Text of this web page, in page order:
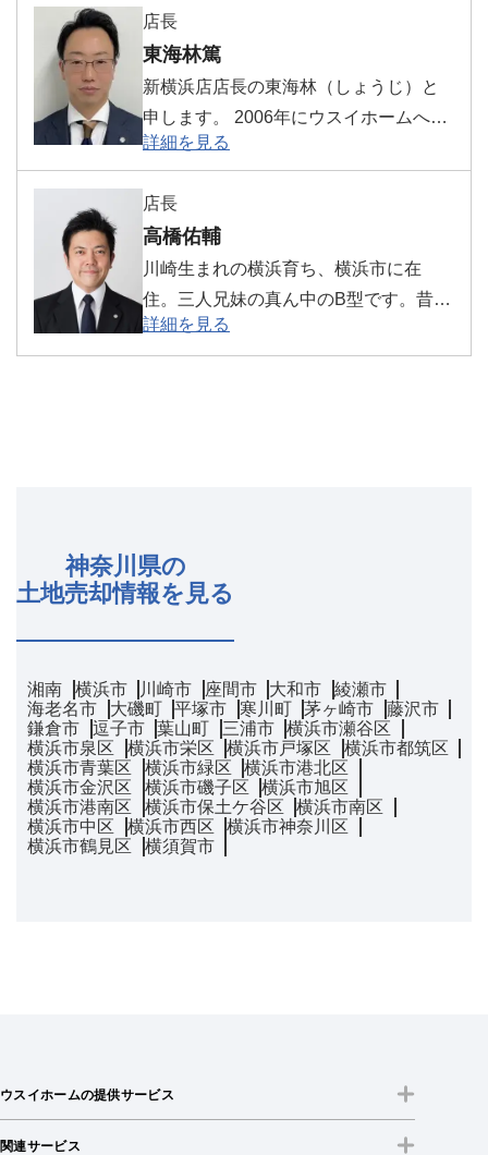
店長
東海林篤
新横浜店店長の東海林（しょうじ）と
申します。 2006年にウスイホームへ入
社し、今年で21年目になりました。入
市内の支店に14年目になります。 入社
して20年間、たくさんのお客様と出会
い、感謝のお言葉や時には厳しいお言
葉をいただきながら日々成長してまい
りました。 今後も「お客様第一」の気
持ちを忘れず、最良なご提案ができる
詳細を見る
店長
高橋佑輔
川崎生まれの横浜育ち、横浜市に在
住。三人兄妹の真ん中のB型です。昔か
ら家で遊ぶよりも、外で遊ぶことが多
く色々な場所に行くことが好きです。
詳細を見る
神奈川県の
土地売却情報を見る
湘南 横浜市 川崎市 座間市 大和市
綾瀬市
海老名市
大磯町 平塚市 寒川町 茅ヶ崎市
藤沢市
鎌倉市
逗子市 葉山町 三浦市
横浜市瀬谷区
横浜市泉区
横浜市栄区 横浜市戸塚区
横浜市都筑区
横浜市青葉区
横浜市緑区
横浜市港北区
横浜市金沢区
横浜市磯子区
横浜市旭区
横浜市港南区
横浜市保土ケ谷区
横浜市南区
横浜市中区
横浜市西区
横浜市神奈川区
横浜市鶴見区
横須賀市
ウスイホームの提供サービス
関連サービス